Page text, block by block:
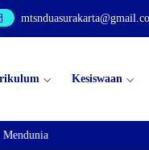
Kesiswaan